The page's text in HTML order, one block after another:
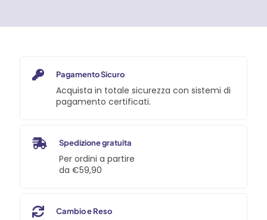
fit
Lewis
quantità
Pagamento Sicuro
Acquista in totale sicurezza con sistemi di
pagamento certificati.
Spedizione gratuita
Per ordini a partire
da €59,90
Cambio e Reso